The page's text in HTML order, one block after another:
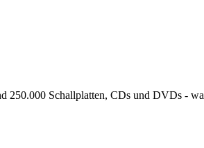
250.000 Schallplatten, CDs und DVDs -